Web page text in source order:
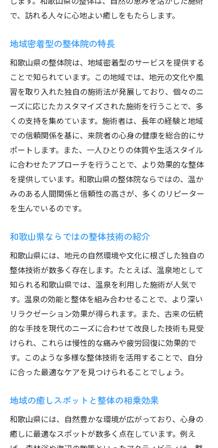
和歌山県で整体が日常に溶け込む理由
整体を受けた後に訪れたい和歌山の名所
観光と整体の二重効果を楽しむ方法
整体を通じて和歌山の魅力を再発見
和歌山県で体験する、特別な整体施術
和歌山県の整体院で心身をリセットする方法
心身の疲れを解消する整体の秘訣
整体を利用したストレスマネジメント
和歌山県での整体療法の実践例
心と体を整える整体のメカニズム
和歌山県の整体院で得られる健康効果
整体で日常のリズムを取り戻す
よう
アロマセラピーと整体の相乗効果
和歌山県における新しいリラクゼーション
の形
アロマ整体の施術手順とその効果
自然の力を生かした和歌山の整体
心地よい香りと整体のリラックス効果
和歌山県で体験するアロマ整体の魅力
和歌山県整体の選び方と訪れるべきスポット
和歌山県で評判の高い整体院リスト
体質に合った整体院の見つけ方
和歌山県の隠れた整体スポットを探る
で、訪れる人々に心地よい癒しをもたらします。
地域密着型の整体院の特長
和歌山県の整体院は、地域密着型のサービスを提供する
ことで知られています。この地域では、地元の文化や風
習を取り入れた独自の施術法が発展しており、個々のニ
ーズに応じたカスタマイズされた施術を行うことで、多
くの支持を集めています。施術者は、長年の経験と地域
での信頼関係を基に、来院者の心身の健康を総合的にサ
ポートします。また、一人ひとりの体質や生活スタイル
に合わせたアプローチを行うことで、より効果的な整体
を提供しています。和歌山県の整体院ならではの、温か
みのある人間関係と信頼性の高さが、多くのリピーター
を生んでいるのです。
和歌山県ならではの整体技術の紹介
和歌山県には、地元の自然環境や文化に根ざした独自の
整体技術が数多く存在します。たとえば、温泉地として
知られる和歌山県では、温泉を利用した施術が人気で
す。温泉の効能と整体を組み合わせることで、より深い
リラクゼーション効果が得られます。また、古来の伝統
的な手技を現代のニーズに合わせて改良した技術も見受
けられ、これらは慢性的な痛みや疲労回復に効果的で
す。このような多様な整体技術を活用することで、自分
に合った最適なケアを見つけられることでしょう。
地域の癒しスポットと整体の相乗効果
和歌山県には、自然豊かな環境が広がっており、心身の
癒しに最適なスポットが数多く点在しています。例え